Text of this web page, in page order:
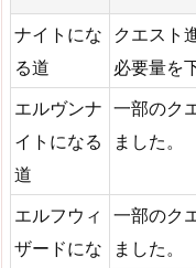
ナイトにな
る道
クエスト
必要量を
エルヴンナ
イトになる
道
一部のク
ました。
エルフウィ
ザードにな
一部のク
ました。